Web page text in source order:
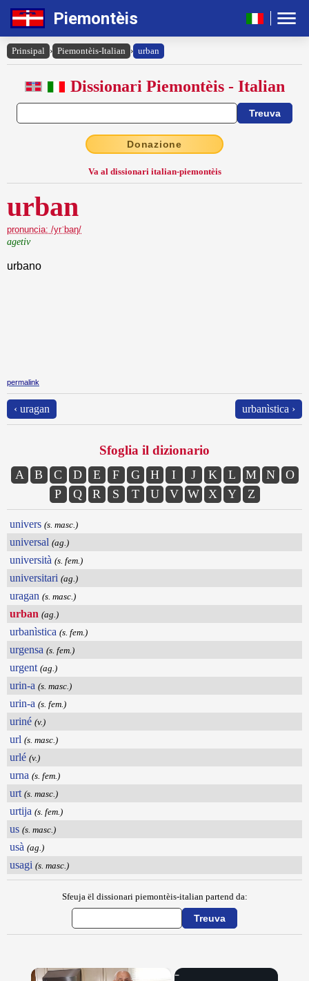
Piemontèis
Prinsipal › Piemontèis-Italian › urban
Dissionari Piemontèis - Italian
Donazione
Va al dissionari italian-piemontèis
urban
pronuncia: /yrˈbaŋ/
agetiv
urbano
permalink
‹ uragan urbanìstica ›
Sfoglia il dizionario
A B C D E F G H I J K L M N
O
P
Q R S T U V W X Y Z
univers (s. masc.)
universal (ag.)
università (s. fem.)
universitari (ag.)
uragan (s. masc.)
urban (ag.)
urbanìstica (s. fem.)
urgensa (s. fem.)
urgent (ag.)
urin-a (s. masc.)
urin-a (s. fem.)
uriné (v.)
url (s. masc.)
urlé (v.)
urna (s. fem.)
urt (s. masc.)
urtija (s. fem.)
us (s. masc.)
usà (ag.)
usagi (s. masc.)
Sfeuja ël dissionari piemontèis-italian partend da: